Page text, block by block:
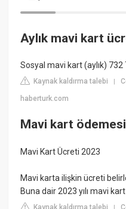
Aylık mavi kart
Sosyal mavi kart (aylık) 732
Kaynak kaldırma talebi |
haberturk.com
Mavi kart
Mavi Kart Ücreti 2023
Mavi karta ilişkin ücreti
Buna dair 2023 yılı mavi
Kaynak kaldırma talebi |